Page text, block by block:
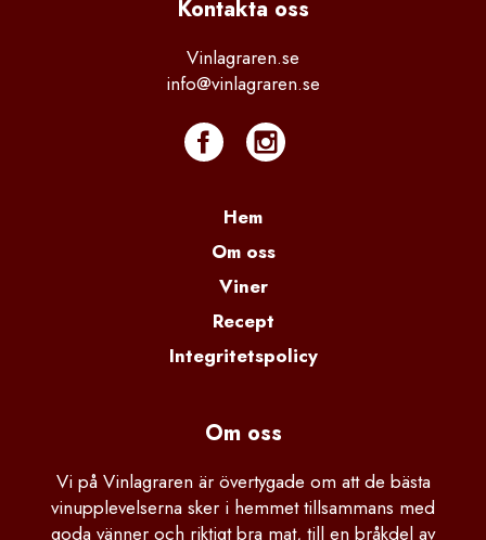
Kontakta oss
Vinlagraren.se
info@vinlagraren.se
Hem
Om oss
Viner
Recept
Integritetspolicy
Om oss
Vi på Vinlagraren är övertygade om att de bästa
vinupplevelserna sker i hemmet tillsammans med
goda vänner och riktigt bra mat, till en bråkdel av